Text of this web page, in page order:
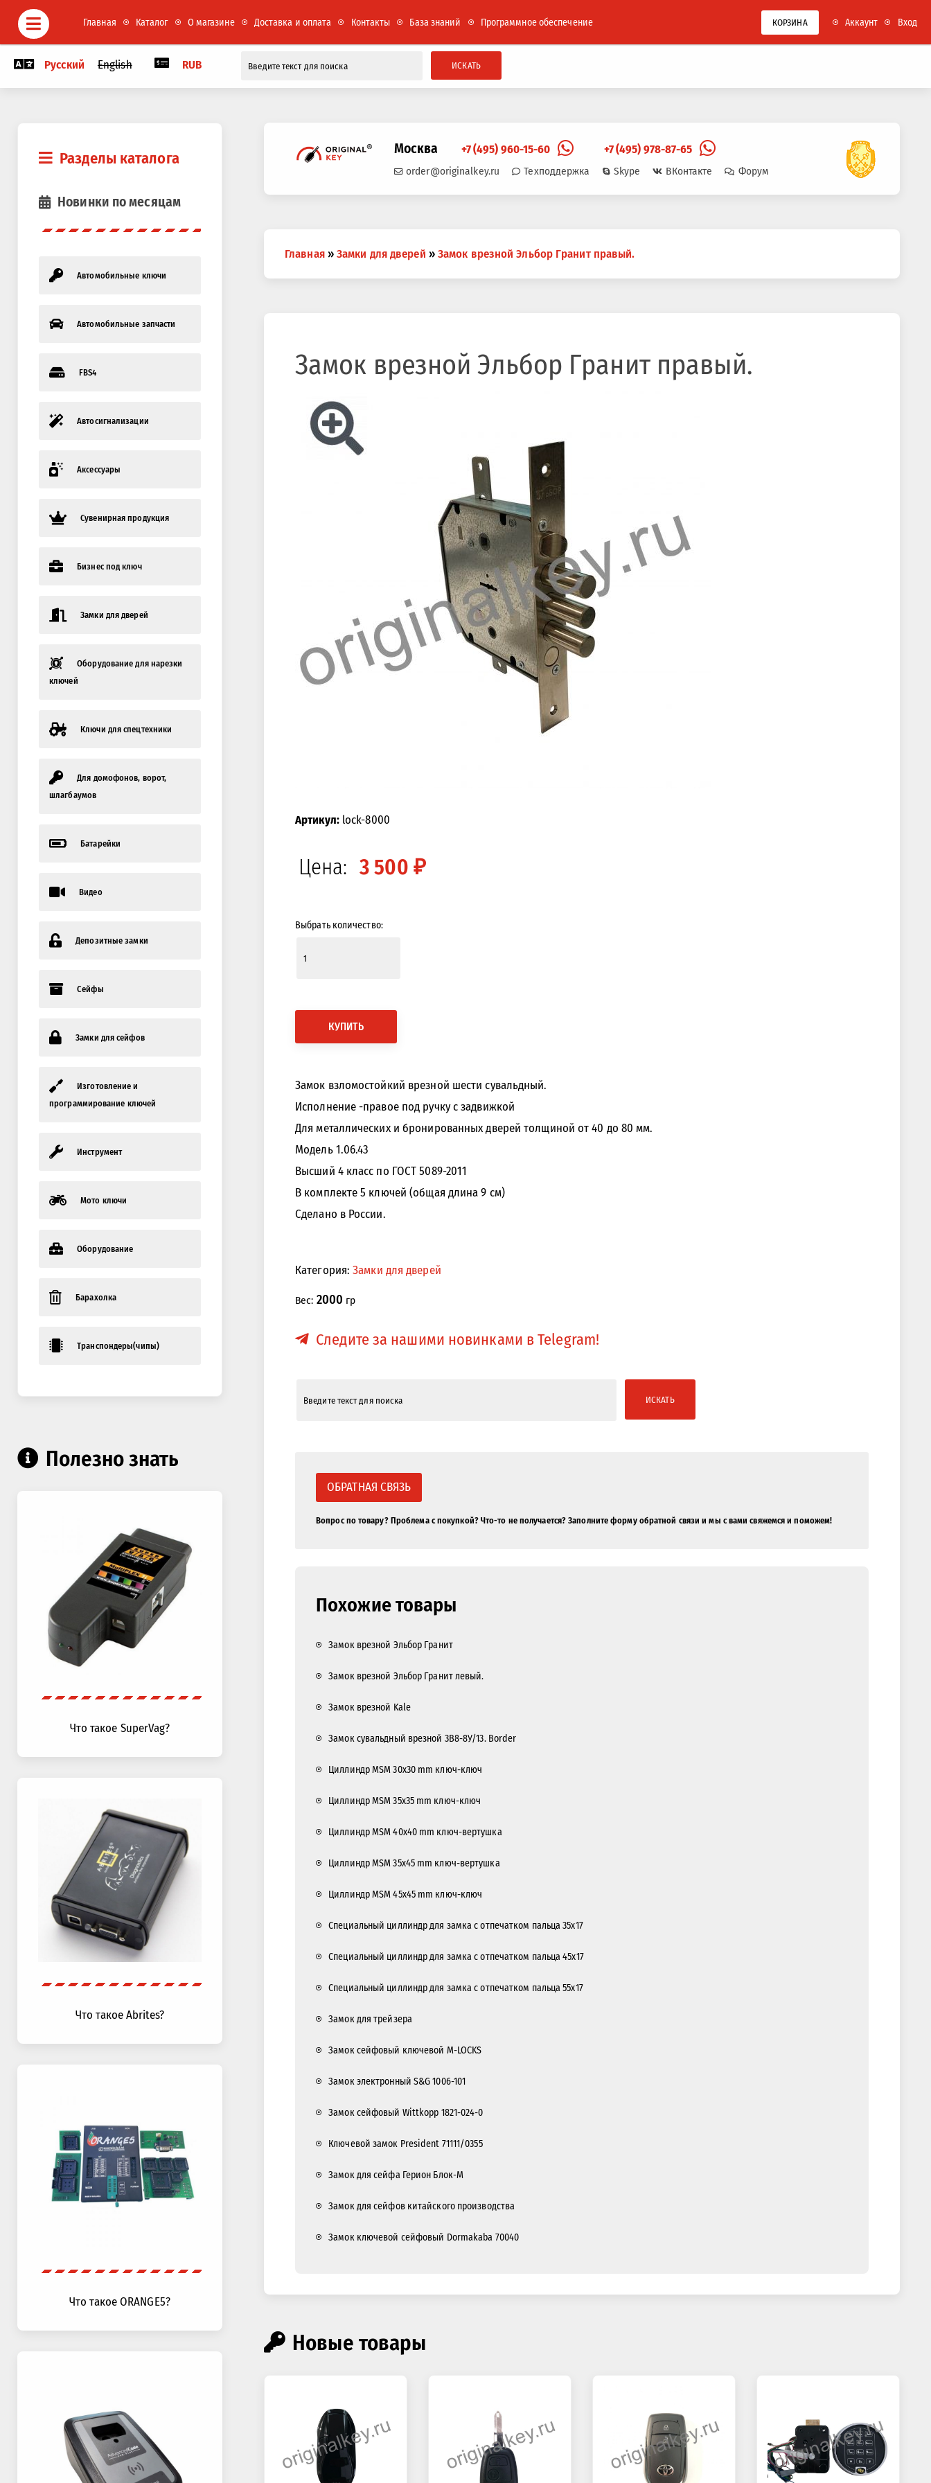
Главная Каталог О магазине Доставка и оплата Контакты База знаний Программное обеспечение КОРЗИНА Аккаунт Вход
Русский English RUB ИСКАТЬ
Разделы каталога
Новинки по месяцам
Автомобильные ключи
Автомобильные запчасти
FBS4
Автосигнализации
Аксессуары
Сувенирная продукция
Бизнес под ключ
Замки для дверей
Оборудование для нарезки
ключей
Ключи для спецтехники
Для домофонов, ворот,
шлагбаумов
Батарейки
Видео
Депозитные замки
Сейфы
Замки для сейфов
Изготовление и
программирование ключей
Инструмент
Мото ключи
Оборудование
Барахолка
Транспондеры(чипы)
Полезно знать
Что такое SuperVag?
Что такое Abrites?
Что такое ORANGE5?
Москва +7 (495) 960-15-60 +7 (495) 978-87-65
order@originalkey.ru Техподдержка Skype ВКонтакте Форум
здесь
Главная » Замки для дверей » Замок врезной Эльбор Гранит правый.
Замок врезной Эльбор Гранит правый.
Артикул:lock-8000
Цена: 3 500 ₽
Выбрать количество:
КУПИТЬ
Замок взломостойкий врезной шести сувальдный.
Исполнение -правое под ручку с задвижкой
Для металлических и бронированных дверей толщиной от 40 до 80 мм.
Модель 1.06.43
Высший 4 класс по ГОСТ 5089-2011
В комплекте 5 ключей (общая длина 9 см)
Сделано в России.
Категория:Замки для дверей
Вес: 2000 гр
Следите за нашими новинками в Telegram!
ИСКАТЬ
ОБРАТНАЯ СВЯЗЬ
Вопрос по товару? Проблема с покупкой? Что-то не получается? Заполните форму обратной связи и мы с вами свяжемся и поможем!
Похожие товары
Замок врезной Эльбор Гранит
Замок врезной Эльбор Гранит левый.
Замок врезной Kale
Замок сувальдный врезной 3В8-8У/13. Border
Циллиндр MSM 30x30 mm ключ-ключ
Циллиндр MSM 35x35 mm ключ-ключ
Циллиндр MSM 40x40 mm ключ-вертушка
Циллиндр MSM 35x45 mm ключ-вертушка
Циллиндр MSM 45x45 mm ключ-ключ
Специальный циллиндр для замка с отпечатком пальца 35x17
Специальный циллиндр для замка с отпечатком пальца 45x17
Специальный циллиндр для замка с отпечатком пальца 55x17
Замок для трейзера
Замок сейфовый ключевой M-LOCKS
Замок электронный S&G 1006-101
Замок сейфовый Wittkopp 1821-024-0
Ключевой замок President 71111/0355
Замок для сейфа Герион Блок-М
Замок для сейфов китайского производства
Замок ключевой сейфовый Dormakaba 70040
Новые товары